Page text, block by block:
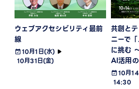
ウェブアクセシビリティ最前
線
10月1日(水)
10月31日(金)
共創と
ニーで
に挑む
AI活用
10月
14:30